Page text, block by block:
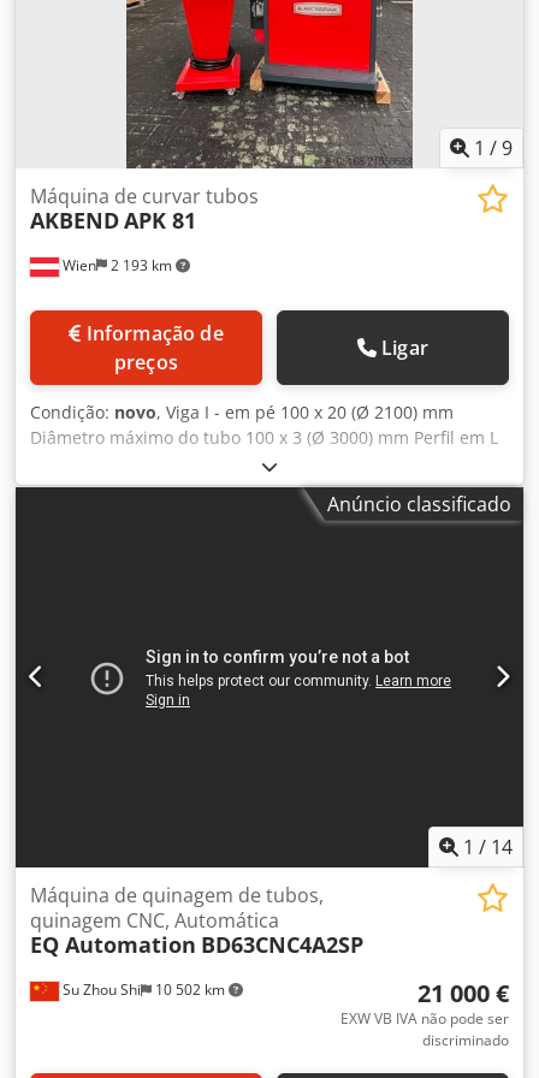
1 /9
Wien 2 193 km
Máquina de curvar tubos
AKBENDAPK 81
preços
Ligar
Condição: novo, Viga I - em pé 100 x 20 (Ø 2100) mm
Diâmetro máximo do tubo 100 x 3 (Ø 3000) mm Perfil em L
80 x 80 x 8 (Ø 2000) mm Material quadrado 50 x 25 x 2 (Ø
600) mm Material maciço - diâmetro 60,0 (Ø 1000) mm Viga
I - deitado 120 x 30 (Ø 600) máx. 140 mm Dcodpfsyv Nnisx
especial, endurecidos e retificados - Lubrificação manual -
Rolos de guia com ajuste hidráulico - Rolos inferiores com
movimento hidráulico para cima/baixo - Painel de controle
Anúncio classificado
1 / 14
Su Zhou Shi 10 502 km
Máquina de quinagem de tubos,
quinagem CNC, Automática
EQ Automation BD63CNC4A2SP
21 000 €
EXW VB IVA não pode ser
discriminado